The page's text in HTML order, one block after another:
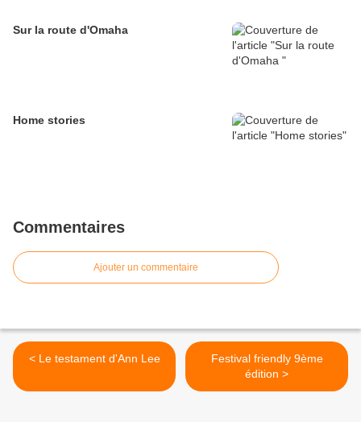
Sur la route d'Omaha
Home stories
Commentaires
Ajouter un commentaire
< Le testament d'Ann Lee
Festival friendly 9ème
édition >